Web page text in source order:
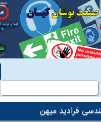
فرادید میهن